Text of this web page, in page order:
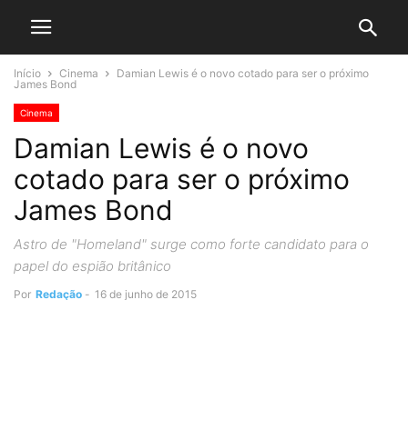
Início Cinema
Damian Lewis é o novo cotado para ser o próximo
James Bond
Cinema
Damian Lewis é o novo
cotado para ser o próximo
James Bond
Astro de "Homeland" surge como forte candidato para o
papel do espião britânico
Por Redação - 16 de junho de 2015